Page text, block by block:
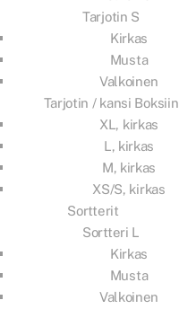
Tarjotin S
Kirkas
Musta
Valkoinen
Tarjotin / kansi Boksiin
XL, kirkas
L, kirkas
M, kirkas
XS/S, kirkas
Sortterit
Sortteri L
Kirkas
Musta
Valkoinen